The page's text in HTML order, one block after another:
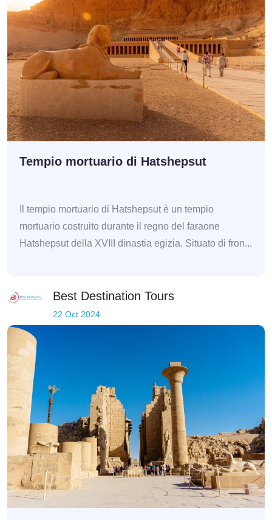
Tempio mortuario di Hatshepsut
Il tempio mortuario di Hatshepsut è un tempio
mortuario costruito durante il regno del faraone
Hatshepsut della XVIII dinastia egizia. Situato di fron...
Best Destination Tours
22 Oct 2024